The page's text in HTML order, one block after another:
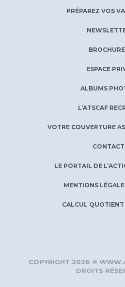
PRÉPAREZ VOS
ESPACE
ALBUMS
L’ATSCAF
VOTRE COUVERTURE
CONTACT
LE PORTAIL DE
MENTIONS
CALCUL
COPYRIGHT 2026 ©
DROITS